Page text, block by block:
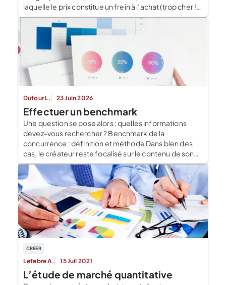
laquelle le prix constitue un frein à l’achat (trop cher !).
Dans le cadre de votre étude de marché, comment
identifier le prix psychologique pour le lancement de
votre offre […]
Dufour L. 23 Juin 2026
Effectuer un benchmark
Une question se pose alors : quelles informations
devez-vous rechercher ? Benchmark de la
concurrence : définition et méthode Dans bien des
cas, le créateur reste focalisé sur le contenu de son
offre et néglige le benchmark de ses
concurrents. Cela l’amène souvent aà devoir
modifier son offre après la création, ce qui
représente une perte de […]
CREER
Lefebre A. 15 Juil 2021
L’étude de marché quantitative